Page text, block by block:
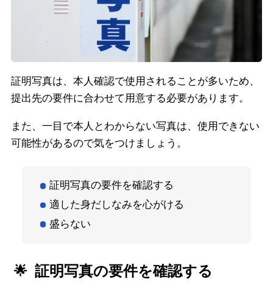
証明写真は、本人確認で使用されることが多いため、
提出先の要件に合わせて用意する必要があります。
また、一目で本人とわからない写真は、使用できない
可能性があるので気をつけましょう。
証明写真の要件を確認する
適した身だしなみを心がける
盛らない
証明写真の要件を確認する